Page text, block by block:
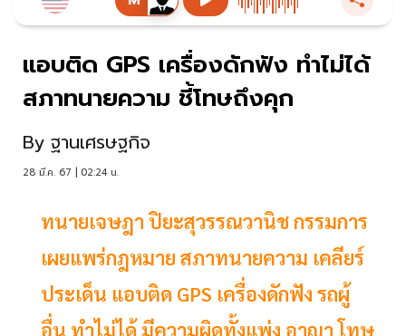
แอบติด GPS เครื่องดักฟัง ทำไม่ได้
สภาทนายความ ชี้โทษถึงคุก
By ฐานเศรษฐกิจ
28 มี.ค. 67 | 02:24 น.
ทนายเจษฎา ปิยะสุวรรณวานิช กรรมการ
เผยแพร่กฎหมาย สภาทนายความ เคลียร์
ประเด็น แอบติด GPS เครื่องดักฟัง รถผู้
อื่น ทำไม่ได้ มีความผิดทั้งแพ่ง อาญา โทษ